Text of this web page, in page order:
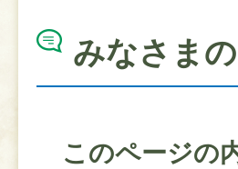
みなさま
このページの